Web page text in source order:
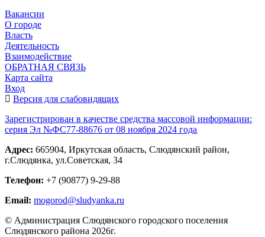
Вакансии
О городе
Власть
Деятельность
Взаимодействие
ОБРАТНАЯ СВЯЗЬ
Карта сайта
Вход
Версия для слабовидящих
Зарегистрирован в качестве средства массовой информации:
серия Эл №ФС77-88676 от 08 ноября 2024 года
Адрес: 665904, Иркутская область, Слюдянский район,
г.Слюдянка, ул.Советская, 34
Телефон: +7 (90877) 9-29-88
Email: mogorod@sludyanka.ru
© Администрация Слюдянского городского поселения
Слюдянского района 2026г.